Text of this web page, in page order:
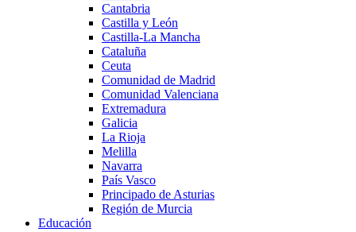
Cantabria
Castilla y León
Castilla-La Mancha
Cataluña
Ceuta
Comunidad de Madrid
Comunidad Valenciana
Extremadura
Galicia
La Rioja
Melilla
Navarra
País Vasco
Principado de Asturias
Región de Murcia
Educación